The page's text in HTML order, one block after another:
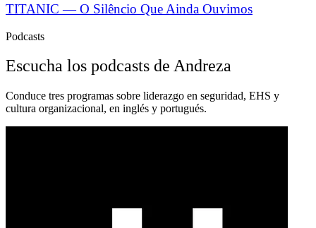
TITANIC — O Silêncio Que Ainda Ouvimos
Podcasts
Escucha los podcasts de Andreza
Conduce tres programas sobre liderazgo en seguridad, EHS y
cultura organizacional, en inglés y portugués.